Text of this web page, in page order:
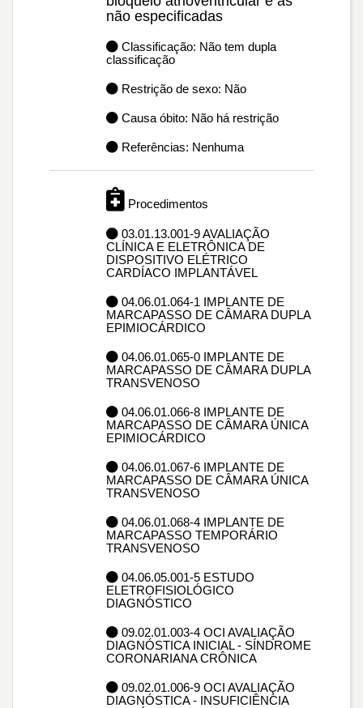
não especificadas
Classificação: Não tem dupla
classificação
Restrição de sexo: Não
Causa óbito: Não há restrição
Referências: Nenhuma
Procedimentos
03.01.13.001-9 AVALIAÇÃO
CLÍNICA E ELETRÔNICA DE
DISPOSITIVO ELÉTRICO
CARDÍACO IMPLANTÁVEL
04.06.01.064-1 IMPLANTE DE
MARCAPASSO DE CÂMARA DUPLA
EPIMIOCÁRDICO
04.06.01.065-0 IMPLANTE DE
MARCAPASSO DE CÂMARA DUPLA
TRANSVENOSO
04.06.01.066-8 IMPLANTE DE
MARCAPASSO DE CÂMARA ÚNICA
EPIMIOCÁRDICO
04.06.01.067-6 IMPLANTE DE
MARCAPASSO DE CÂMARA ÚNICA
TRANSVENOSO
04.06.01.068-4 IMPLANTE DE
MARCAPASSO TEMPORÁRIO
TRANSVENOSO
04.06.05.001-5 ESTUDO
ELETROFISIOLÓGICO
DIAGNÓSTICO
09.02.01.003-4 OCI AVALIAÇÃO
DIAGNÓSTICA INICIAL - SÍNDROME
CORONARIANA CRÔNICA
09.02.01.006-9 OCI AVALIAÇÃO
DIAGNÓSTICA - INSUFICIÊNCIA